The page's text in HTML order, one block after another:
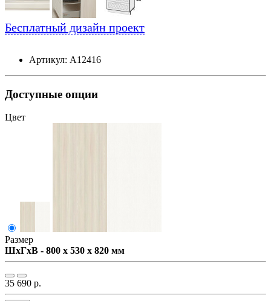
Бесплатный дизайн проект
Артикул: А12416
Доступные опции
Цвет
Размер
ШxГxВ - 800 x 530 x 820 мм
35 690 р.